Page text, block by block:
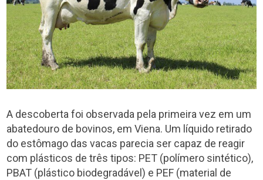
A descoberta foi observada pela primeira vez em um
abatedouro de bovinos, em Viena. Um líquido retirado
do estômago das vacas parecia ser capaz de reagir
com plásticos de três tipos: PET (polímero sintético),
PBAT (plástico biodegradável) e PEF (material de